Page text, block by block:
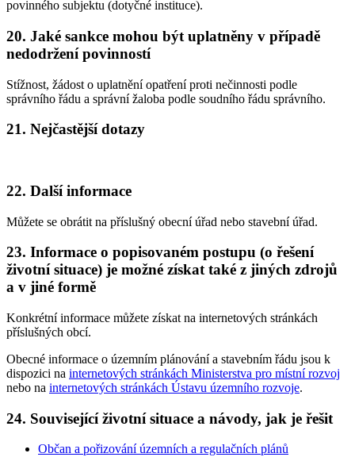
povinného subjektu (dotyčné instituce).
20. Jaké sankce mohou být uplatněny v případě
nedodržení povinností
Stížnost, žádost o uplatnění opatření proti nečinnosti podle
správního řádu a správní žaloba podle soudního řádu správního.
21. Nejčastější dotazy
22. Další informace
Můžete se obrátit na příslušný obecní úřad nebo stavební úřad.
23. Informace o popisovaném postupu (o řešení
životní situace) je možné získat také z jiných zdrojů
a v jiné formě
Konkrétní informace můžete získat na internetových stránkách
příslušných obcí.
Obecné informace o územním plánování a stavebním řádu jsou k
dispozici na internetových stránkách Ministerstva pro místní rozvoj
nebo na internetových stránkách Ústavu územního rozvoje.
24. Související životní situace a návody, jak je řešit
Občan a pořizování územních a regulačních plánů